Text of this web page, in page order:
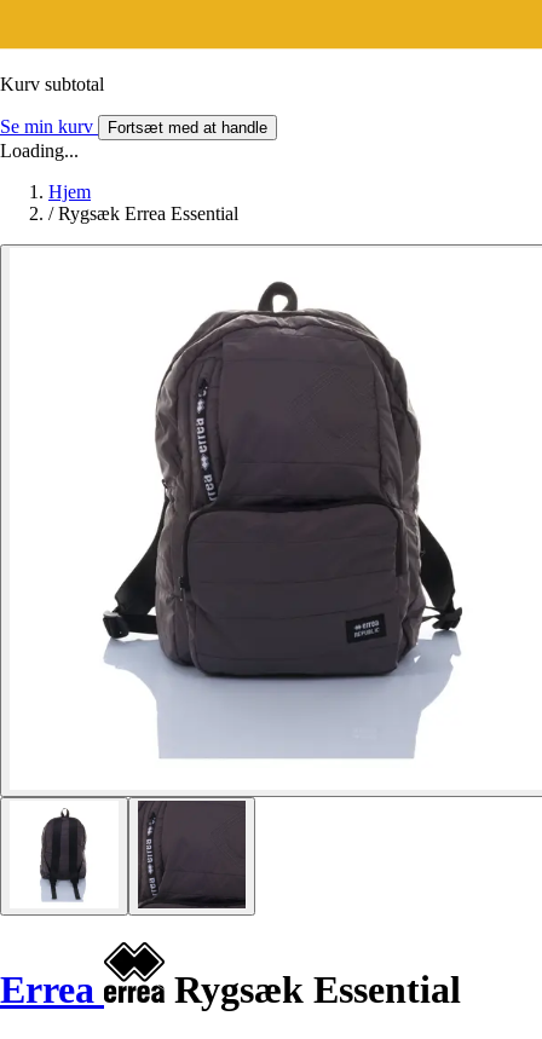
Kurv subtotal
Se min kurv Fortsæt med at handle
Loading...
Hjem
/ Rygsæk Errea Essential
Errea Rygsæk Essential